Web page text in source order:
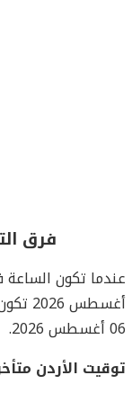
فرق
عندما تكون الساعة
أغسطس 2026 تكون الساعة في تايوان
06 أغسطس 2026.
توقيت الأردن متأخر